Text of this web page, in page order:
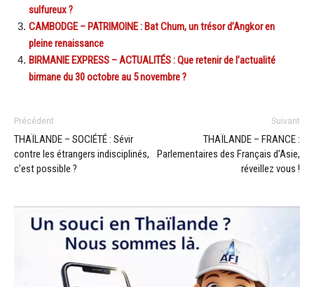
sulfureux ?
CAMBODGE – PATRIMOINE : Bat Chum, un trésor d’Angkor en
pleine renaissance
BIRMANIE EXPRESS – ACTUALITÉS : Que retenir de l’actualité
birmane du 30 octobre au 5 novembre ?
Précédent
THAÏLANDE – SOCIÉTÉ : Sévir
contre les étrangers indisciplinés,
c’est possible ?
Suivant
THAÏLANDE – FRANCE :
Parlementaires des Français d’Asie,
réveillez vous !